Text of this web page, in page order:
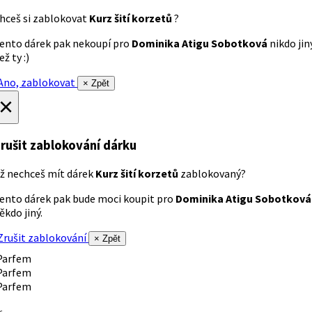
si zablokovat Kurz šití korzetů ?
dárek pak nekoupí pro Dominika Atigu Sobotková nikdo
ty :)
zablokovat
× Zpět
zablokování dárku
nechceš mít dárek Kurz šití korzetů zablokovaný?
dárek pak bude moci koupit pro Dominika Atigu Sobotková
jiný.
zablokování
× Zpět